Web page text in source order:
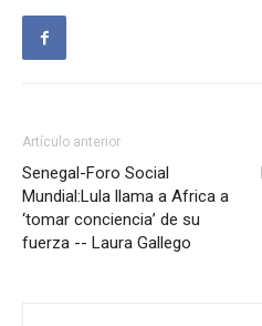
Artículo anterior
Senegal-Foro Social
Mundial:Lula llama a Africa a
‘tomar conciencia’ de su
fuerza -- Laura Gallego